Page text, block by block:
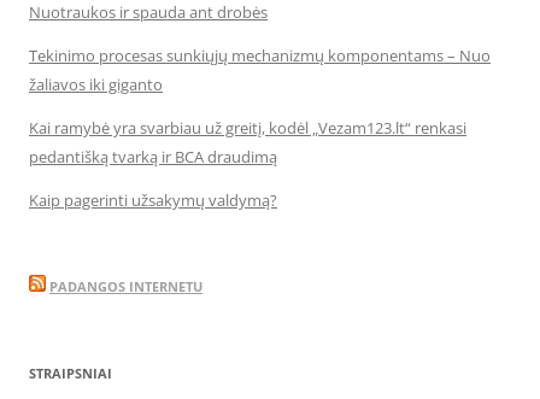
Nuotraukos ir spauda ant drobės
Tekinimo procesas sunkiųjų mechanizmų komponentams – Nuo
žaliavos iki giganto
Kai ramybė yra svarbiau už greitį, kodėl „Vezam123.lt“ renkasi
pedantišką tvarką ir BCA draudimą
Kaip pagerinti užsakymų valdymą?
PADANGOS INTERNETU
STRAIPSNIAI